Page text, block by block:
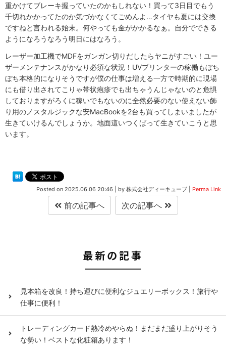
重かけてブレーキ握っていたのかもしれない！買って3日目でもう
千切れかかってたのか気づかなくてごめんよ…タイヤも夏には交換
ですねと言われる始末。何やっても金がかかるなぁ。自分でできる
ようになろうなろう明日にはなろう。
レーザー加工機でMDFをガンガン切りだしたらヤニがすごい！ユー
ザーメンテナンスがかなり必須な状況！UVプリンターの稼働もぼち
ぼち本格的になりそうですが僕の仕事は増える一方で時期的に現場
にも借り出されてこりゃ帯状疱疹でも出ちゃうんじゃないのと危惧
しておりますがろくに稼いでもないのに全然必要のない使えない飾
り用のノスタルジックな安MacBookを2台も買ってしまいましたが
生きていけるんでしょうか。地面這いつくばって生きていこうと思
います。
Posted on 2025.06.06 20:46 by 株式会社ディーキューブ Perma Link
前の記事へ 次の記事へ
最新の記事
見本箱を改良！持ち運びに便利なジュエリーボックス！旅行や
仕事に便利！
トレーディングカード熱冷めやらぬ！まだまだ盛り上がりそう
な勢い！ベストな化粧箱あります！